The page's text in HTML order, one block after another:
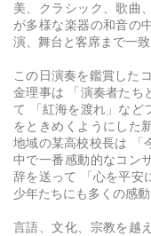
美、クラシック、歌曲
が多様な楽器の和音の
演、舞台と客席まで一
この日演奏を鑑賞した
金理事は 「演奏者たち
て 「紅海を渡れ」など
をときめくようにした
地域の某高校校長は 「
中で一番感動的なコン
辞を送って 「心を平安
少年たちにも多くの感
言語、文化、宗教を越